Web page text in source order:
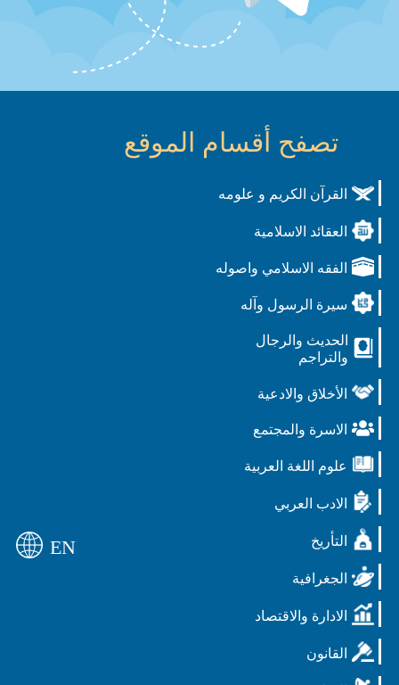
تصفح أقسام الموقع
القرآن الكريم و علومه
العقائد الاسلامية
الفقه الاسلامي واصوله
سيرة الرسول وآله
الحديث والرجال
والتراجم
الأخلاق والادعية
الاسرة والمجتمع
علوم اللغة العربية
الادب العربي
التأريخ
الجغرافية
الادارة والاقتصاد
القانون
EN